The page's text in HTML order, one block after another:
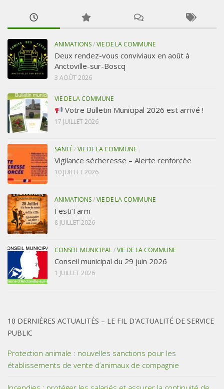
ANIMATIONS/VIE DE LA COMMUNE
Deux rendez-vous conviviaux en août à
Anctoville-sur-Boscq
3 AOÛT 2026
VIE DE LA COMMUNE
Votre Bulletin Municipal 2026 est arrivé !
17 JUILLET 2026
SANTÉ/VIE DE LA COMMUNE
Vigilance sécheresse – Alerte renforcée
10 JUILLET 2026
ANIMATIONS/VIE DE LA COMMUNE
Festi’Farm
8 JUILLET 2026
CONSEIL MUNICIPAL/VIE DE LA COMMUNE
Conseil municipal du 29 juin 2026
1 JUILLET 2026
10 DERNIÈRES ACTUALITÉS – LE FIL D'ACTUALITÉ DE SERVICE
PUBLIC
Protection animale : nouvelles sanctions pour les
établissements de vente d’animaux de compagnie